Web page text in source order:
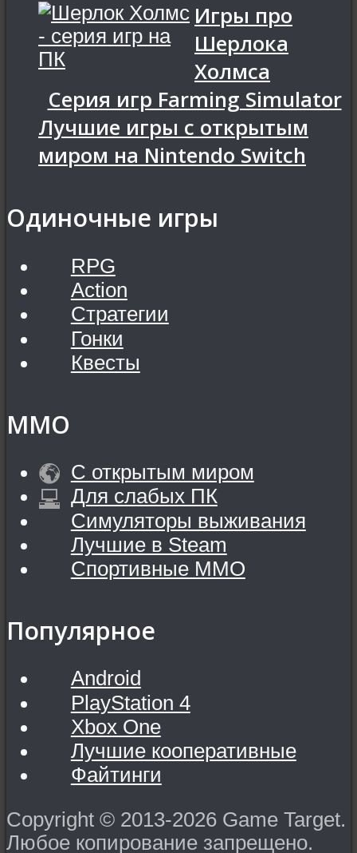
Игры про
Шерлока
Холмса
Серия игр Farming Simulator
Лучшие игры с открытым
миром на Nintendo Switch
Одиночные игры
RPG
Action
Стратегии
Гонки
Квесты
MMO
С открытым миром
Для слабых ПК
Симуляторы выживания
Лучшие в Steam
Спортивные MMO
Популярное
Android
PlayStation 4
Xbox One
Лучшие кооперативные
Файтинги
Copyright © 2013-2026 Game Target.
Любое копирование запрещено.